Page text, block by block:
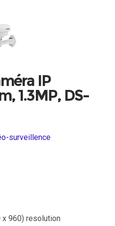
IP
1.3MP, DS-
surveillence
960) resolution